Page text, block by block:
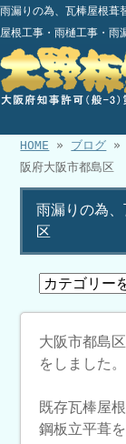
雨漏りの為、瓦棒屋根
屋根工事・雨樋工事・雨
HOME » ブログ
阪府大阪市都島区
雨漏りの為
区
大阪市都島
をしました。
既存瓦棒屋
鋼板立平葺